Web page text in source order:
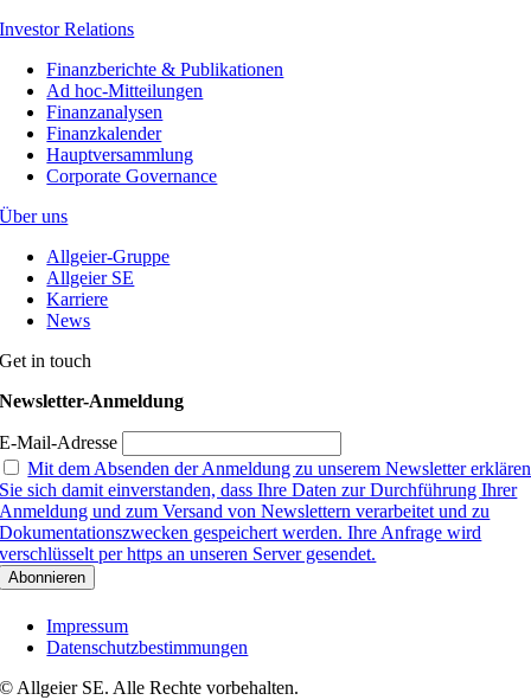
Investor Relations
Finanzberichte & Publikationen
Ad hoc-Mitteilungen
Finanzanalysen
Finanzkalender
Hauptversammlung
Corporate Governance
Über uns
Allgeier-Gruppe
Allgeier SE
Karriere
News
Get in touch
Newsletter-Anmeldung
E-Mail-Adresse
Mit dem Absenden der Anmeldung zu unserem Newsletter erklären
Sie sich damit einverstanden, dass Ihre Daten zur Durchführung Ihrer
Anmeldung und zum Versand von Newslettern verarbeitet und zu
Dokumentationszwecken gespeichert werden. Ihre Anfrage wird
verschlüsselt per https an unseren Server gesendet.
Impressum
Datenschutzbestimmungen
© Allgeier SE. Alle Rechte vorbehalten.